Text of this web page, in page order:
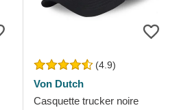
(4.9)
Von Dutch
Casquette trucker noire